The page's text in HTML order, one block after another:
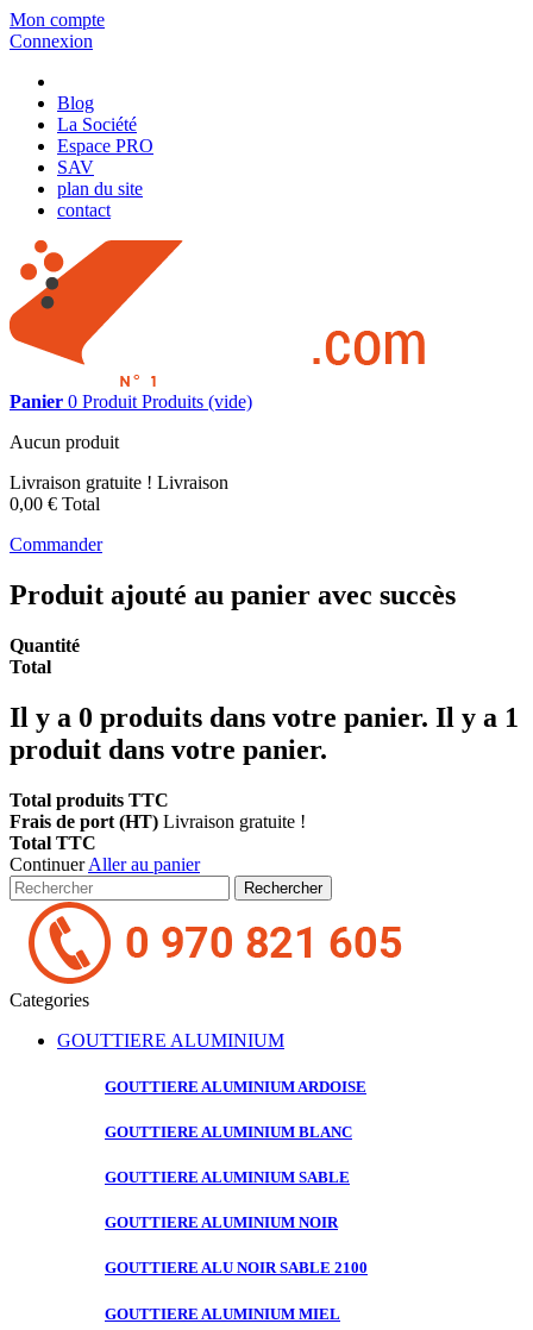
Mon compte
Connexion
Blog
La Société
Espace PRO
SAV
plan du site
contact
Panier 0 Produit Produits (vide)
Aucun produit
Livraison gratuite ! Livraison
0,00 € Total
Commander
Produit ajouté au panier avec succès
Quantité
Total
Il y a 0 produits dans votre panier. Il y a 1
produit dans votre panier.
Total produits TTC
Frais de port (HT) Livraison gratuite !
Total TTC
ContinuerAller au panier
Rechercher
Categories
GOUTTIERE ALUMINIUM
GOUTTIERE ALUMINIUM ARDOISE
GOUTTIERE ALUMINIUM BLANC
GOUTTIERE ALUMINIUM SABLE
GOUTTIERE ALUMINIUM NOIR
GOUTTIERE ALU NOIR SABLE 2100
GOUTTIERE ALUMINIUM MIEL